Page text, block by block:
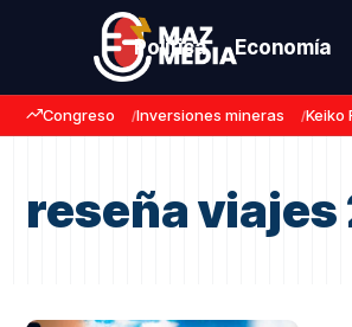
Política Economía
Congreso Inversiones mineras Keiko
reseña viajes